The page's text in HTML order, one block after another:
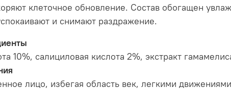
клеточное обновление. Состав обогащен
и снимают раздражение.
10%, салициловая кислота 2%, экстракт
лицо, избегая область век, легкими